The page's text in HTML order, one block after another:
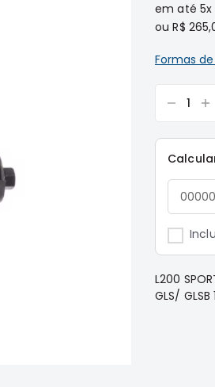
em até 5x
ouR$
Formas
L200
GLS/